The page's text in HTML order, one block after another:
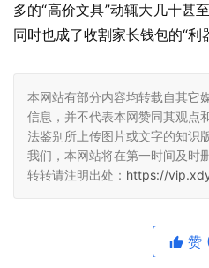
多的“高价文具”动辄大几十甚
同时也成了收割家长钱包的“利
本网站有部分内容均转载自其它
信息，并不代表本网赞同其观点
法鉴别所上传图片或文字的知识
我们，本网站将在第一时间及时
转转请注明出处： https://
赞